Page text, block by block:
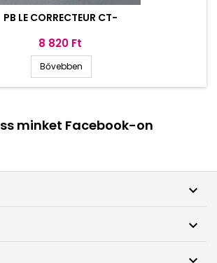
PB LE CORRECTEUR CT-
Ár
8 820 Ft
Bővebben
minket Facebook-on

